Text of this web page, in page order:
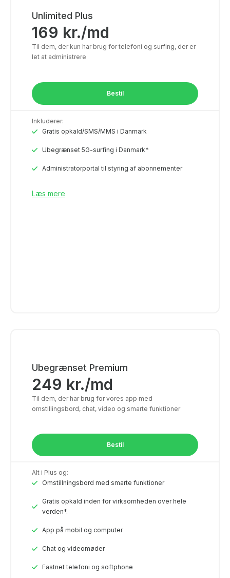
Unlimited Plus
169 kr./md
Til dem, der kun har brug for telefoni og surfing, der er
let at administrere
Bestil
Inkluderer:
Gratis opkald/SMS/MMS i Danmark
Ubegrænset 5G-surfing i Danmark*
Administratorportal til styring af abonnementer
Læs mere
Ubegrænset Premium
249 kr./md
Til dem, der har brug for vores app med
omstillingsbord, chat, video og smarte funktioner
Bestil
Alt i Plus og:
Omstillningsbord med smarte funktioner
Gratis opkald inden for virksomheden over hele
verden*.
App på mobil og computer
Chat og videomøder
Fastnet telefoni og softphone